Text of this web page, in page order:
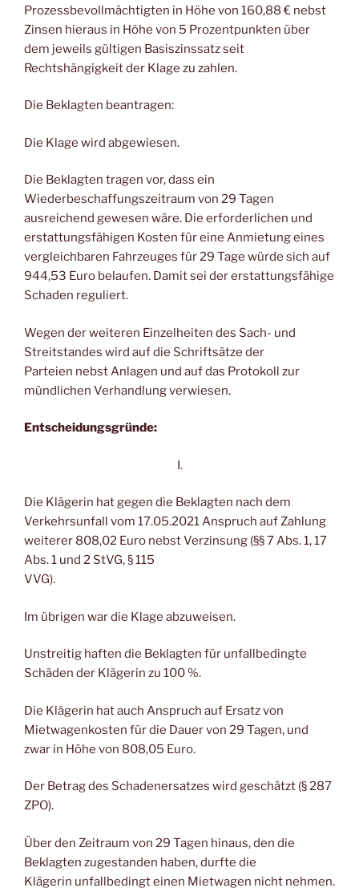
Prozessbevollmächtigten in Höhe von 160,88 € nebst
Zinsen hieraus in Höhe von 5 Prozentpunkten über
dem jeweils gültigen Basiszinssatz seit
Rechtshängigkeit der Klage zu zahlen.
Die Beklagten beantragen:
Die Klage wird abgewiesen.
Die Beklagten tragen vor, dass ein
Wiederbeschaffungszeitraum von 29 Tagen
ausreichend gewesen wäre. Die erforderlichen und
erstattungsfähigen Kosten für eine Anmietung eines
vergleichbaren Fahrzeuges für 29 Tage würde sich auf
944,53 Euro belaufen. Damit sei der erstattungsfähige
Schaden reguliert.
Wegen der weiteren Einzelheiten des Sach- und
Streitstandes wird auf die Schriftsätze der
Parteien nebst Anlagen und auf das Protokoll zur
mündlichen Verhandlung verwiesen.
Entscheidungsgründe:
I.
Die Klägerin hat gegen die Beklagten nach dem
Verkehrsunfall vom 17.05.2021 Anspruch auf Zahlung
weiterer 808,02 Euro nebst Verzinsung (§§ 7 Abs. 1, 17
Abs. 1 und 2 StVG, § 115
VVG).
Im übrigen war die Klage abzuweisen.
Unstreitig haften die Beklagten für unfallbedingte
Schäden der Klägerin zu 100 %.
Die Klägerin hat auch Anspruch auf Ersatz von
Mietwagenkosten für die Dauer von 29 Tagen, und
zwar in Höhe von 808,05 Euro.
Der Betrag des Schadenersatzes wird geschätzt (§ 287
ZPO).
Über den Zeitraum von 29 Tagen hinaus, den die
Beklagten zugestanden haben, durfte die
Klägerin unfallbedingt einen Mietwagen nicht nehmen.